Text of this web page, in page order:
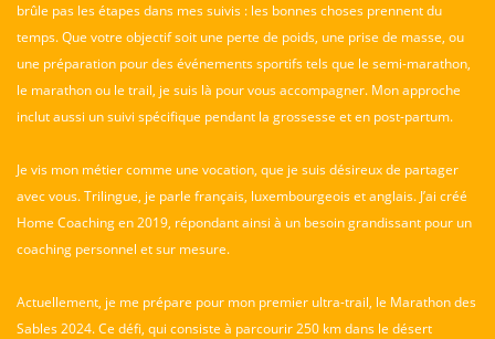
brûle pas les étapes dans mes suivis : les bonnes choses prennent du
temps. Que votre objectif soit une perte de poids, une prise de masse, ou
une préparation pour des événements sportifs tels que le semi-marathon,
le marathon ou le trail, je suis là pour vous accompagner. Mon approche
inclut aussi un suivi spécifique pendant la grossesse et en post-partum.
Je vis mon métier comme une vocation, que je suis désireux de partager
avec vous. Trilingue, je parle français, luxembourgeois et anglais. J’ai créé
Home Coaching en 2019, répondant ainsi à un besoin grandissant pour un
coaching personnel et sur mesure.
Actuellement, je me prépare pour mon premier ultra-trail, le Marathon des
Sables 2024. Ce défi, qui consiste à parcourir 250 km dans le désert